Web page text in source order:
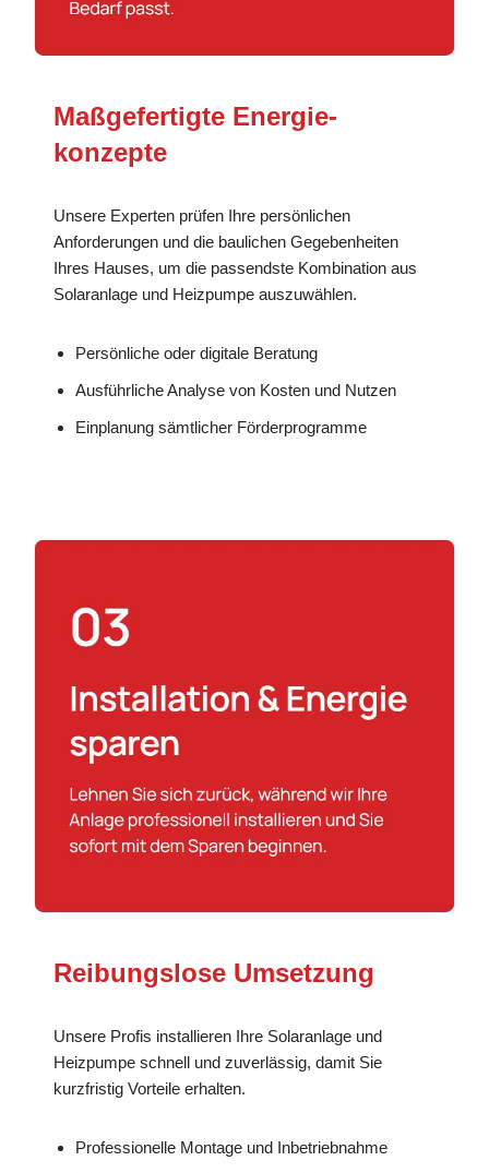
Maßgefertigte Energie­
konzepte
Unsere Experten prüfen Ihre persönlichen
Anforderungen und die baulichen Gegebenheiten
Ihres Hauses, um die passendste Kombination aus
Solaranlage und Heizpumpe auszuwählen.
Persönliche oder digitale Beratung
Ausführliche Analyse von Kosten und Nutzen
Einplanung sämtlicher Förderprogramme
Reibungslose Umsetzung
Unsere Profis installieren Ihre Solaranlage und
Heizpumpe schnell und zuverlässig, damit Sie
kurzfristig Vorteile erhalten.
Professionelle Montage und Inbetriebnahme